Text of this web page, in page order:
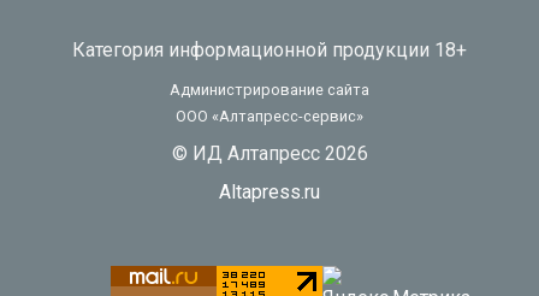
Категория информационной продукции 18+
Администрирование сайта
ООО «Алтапресс-сервис»
© ИД Алтапресс 2026
Altapress.ru